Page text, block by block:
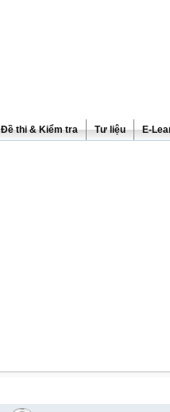
Đề thi & Kiểm tra Tư liệu E-